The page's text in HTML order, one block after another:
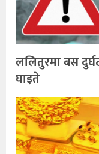
ललितुरमा बस
घाइते